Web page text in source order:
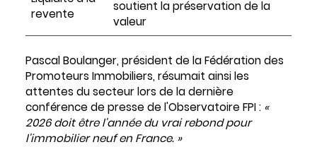
revente
soutient la préservation de la
valeur
Pascal Boulanger, président de la Fédération des
Promoteurs Immobiliers, résumait ainsi les
attentes du secteur lors de la dernière
conférence de presse de l'Observatoire FPI : «
2026 doit être l'année du vrai rebond pour
l'immobilier neuf en France. »